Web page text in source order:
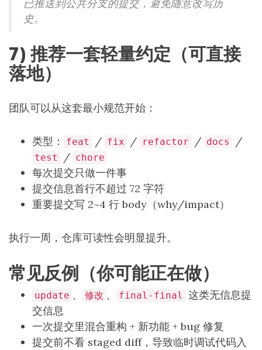
已推送到公共分支的提交，避免随意改写历
史。
7) 推荐一套轻量约定（可直接
落地）
团队可以从这套最小规范开始：
类型： feat / fix / refactor / docs /
test / chore
每次提交只做一件事
提交信息首行不超过 72 字符
重要提交写 2~4 行 body（why/impact）
执行一周，仓库可读性会明显提升。
常见反例（你可能正在做）
update 、 修改 、 final-final 这类无信息提
交信息
一次提交里混合重构 + 新功能 + bug 修复
提交前不看 staged diff，导致临时调试代码入